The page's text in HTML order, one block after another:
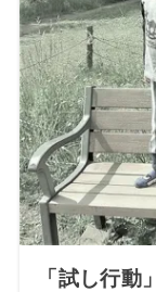
「試し行動